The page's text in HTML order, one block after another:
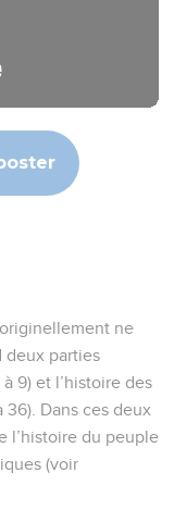
ne
deux parties
9) et l’histoire des
36). Dans ces deux
l’histoire du peuple
(voir